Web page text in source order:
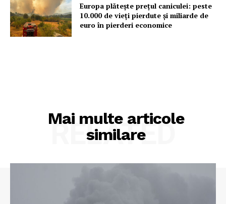
Europa plătește prețul caniculei: peste
10.000 de vieți pierdute și miliarde de
euro în pierderi economice
Mai multe articole
similare
RELATED